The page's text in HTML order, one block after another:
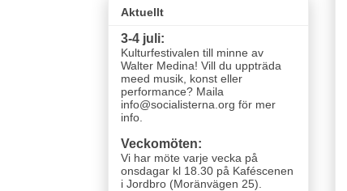
Aktuellt
3-4 juli:
Kulturfestivalen till minne av
Walter Medina! Vill du uppträda
meed musik, konst eller
performance? Maila
info@socialisterna.org för mer
info.
Veckomöten:
Vi har möte varje vecka på
onsdagar kl 18.30 på Kaféscenen
i Jordbro (Moränvägen 25)